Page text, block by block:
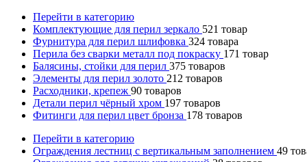
Перейти в категорию
Комплектующие для перил зеркало 521 товар
Фурнитура для перил шлифовка 324 товара
Перила без сварки металл под покраску 171 товар
Балясины, стойки для перил 375 товаров
Элементы для перил золото 212 товаров
Расходники, крепеж 90 товаров
Детали перил чёрный хром 197 товаров
Фитинги для перил цвет бронза 178 товаров
Перейти в категорию
Ограждения лестниц с вертикальным заполнением 49